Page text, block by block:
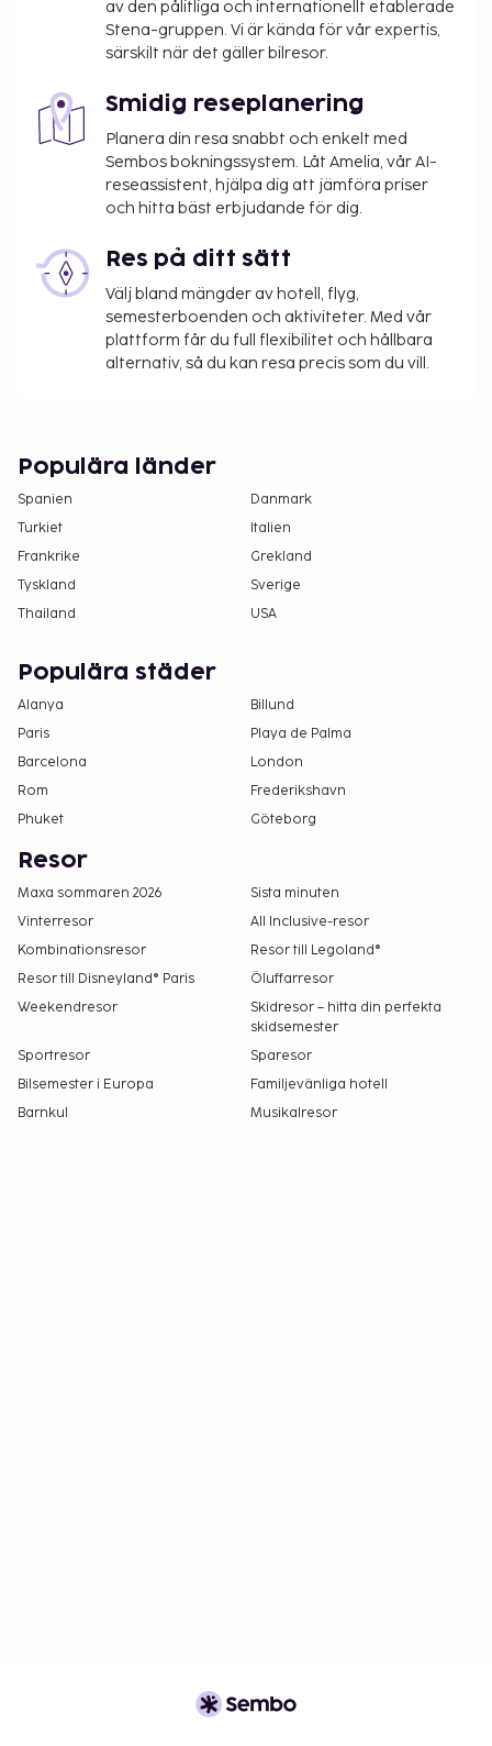
av den pålitliga och internationellt etablerade
Stena-gruppen. Vi är kända för vår expertis,
särskilt när det gäller bilresor.
Smidig reseplanering
Planera din resa snabbt och enkelt med
Sembos bokningssystem. Låt Amelia, vår AI-
reseassistent, hjälpa dig att jämföra priser
och hitta bäst erbjudande för dig.
Res på ditt sätt
Välj bland mängder av hotell, flyg,
semesterboenden och aktiviteter. Med vår
plattform får du full flexibilitet och hållbara
alternativ, så du kan resa precis som du vill.
Populära länder
Spanien
Danmark
Turkiet
Italien
Frankrike
Grekland
Tyskland
Sverige
Thailand
USA
Populära städer
Alanya
Billund
Paris
Playa de Palma
Barcelona
London
Rom
Frederikshavn
Phuket
Göteborg
Resor
Maxa sommaren 2026
Sista minuten
Vinterresor
All Inclusive-resor
Kombinationsresor
Resor till Legoland®
Resor till Disneyland® Paris
Öluffarresor
Weekendresor
Skidresor – hitta din perfekta
skidsemester
Sportresor
Sparesor
Bilsemester i Europa
Familjevänliga hotell
Barnkul
Musikalresor